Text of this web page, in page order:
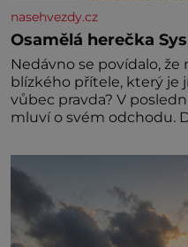
nasehvezdy.cz
Osamělá herečka
Nedávno se povídalo, že
blízkého přítele, který je
vůbec pravda? V